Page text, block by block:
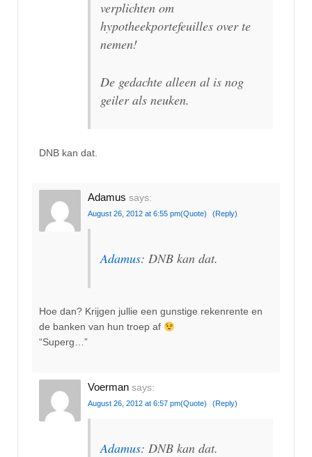
verplichten om
hypotheekportefeuilles over te
nemen!
De gedachte alleen al is nog
geiler als neuken.
DNB kan dat.
Adamus says:
August 26, 2012 at 6:55 pm(Quote) (Reply)
Adamus: DNB kan dat.
Hoe dan? Krijgen jullie een gunstige rekenrente en
de banken van hun troep af
“Superg…”
Voerman says:
August 26, 2012 at 6:57 pm(Quote) (Reply)
Adamus: DNB kan dat.